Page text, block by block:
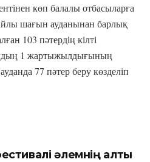
көп балалы отбасыларға
шағын ауданынан барлық
103 пәтердің кілті
1 жартыжылдығының
77 пәтер беру көзделіп
әлемнің алты